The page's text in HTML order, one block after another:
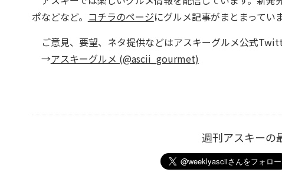
ポなどなど。 コチラのページにグルメ記事がまとまってい
ご意見、要望、ネタ提供などはアスキーグルメ公式
→アスキーグルメ (@ascii_gourmet)
週刊アスキーの